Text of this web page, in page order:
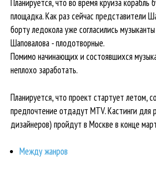
Планируется, что во время круиза корабль
площадка. Как раз сейчас представители
борту ледокола уже согласились
Шаповалова - плодотворные.
Помимо начинающих и состоявшихся
неплохо заработать.
Планируется, что проект стартует летом,
предпочтение отдадут MTV. Кастинги для
дизайнеров) пройдут в Москве в конце
Между жанров